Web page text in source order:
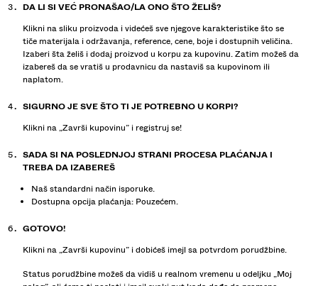
DA LI SI VEĆ PRONAŠAO/LA ONO ŠTO ŽELIŠ?
Klikni na sliku proizvoda i videćeš sve njegove karakteristike što se
tiče materijala i održavanja, reference, cene, boje i dostupnih veličina.
Izaberi šta želiš i dodaj proizvod u korpu za kupovinu. Zatim možeš da
izabereš da se vratiš u prodavnicu da nastaviš sa kupovinom ili
naplatom.
SIGURNO JE SVE ŠTO TI JE POTREBNO U KORPI?
Klikni na „Završi kupovinu” i registruj se!
SADA SI NA POSLEDNJOJ STRANI PROCESA PLAĆANJA I
TREBA DA IZABEREŠ
Naš standardni način isporuke.
Dostupna opcija plaćanja: Pouzećem.
GOTOVO!
Klikni na „Završi kupovinu” i dobićeš imejl sa potvrdom porudžbine.
Status porudžbine možeš da vidiš u realnom vremenu u odeljku „Moj